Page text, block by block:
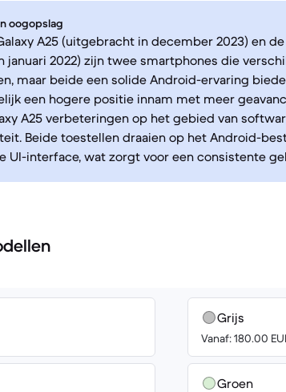
oogopslag
A25 (uitgebracht in december 2023) en de
januari 2022) zijn twee smartphones die
maar beide een solide Android-ervaring
een hogere positie innam met meer
A25 verbeteringen op het gebied van
Beide toestellen draaien op het Android-
UI-interface, wat zorgt voor een consistente
Grijs
Vanaf: 180.00
Groen